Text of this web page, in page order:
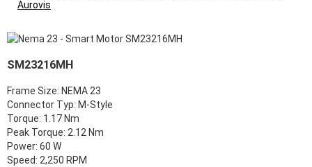
SM23216MH
Frame Size: NEMA 23
Connector Typ: M-Style
Torque: 1.17 Nm
Peak Torque: 2.12 Nm
Power: 60 W
Speed: 2,250 RPM